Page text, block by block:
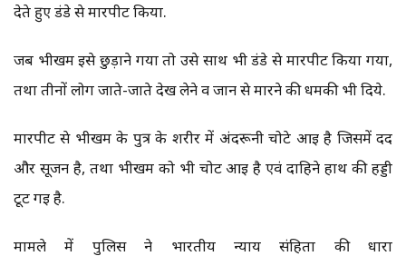
देते हुए डंडे से मारपीट किया.
जब भीखम इसे छुड़ाने गया तो उसे साथ भी डंडे से मारपीट किया गया,
तथा तीनों लोग जाते-जाते देख लेने व जान से मारने की धमकी भी दिये.
मारपीट से भीखम के पुत्र के शरीर में अंदरूनी चोटे आई है जिसमें दर्द
और सूजन है, तथा भीखम को भी चोट आई है एवं दाहिने हाथ की हड्डी
टूट गई है.
मामले में पुलिस ने भारतीय न्याय संहिता की धारा